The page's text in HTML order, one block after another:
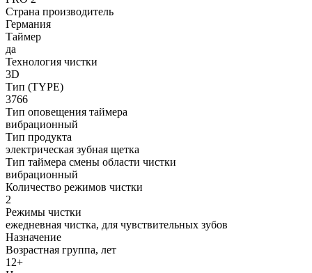
Страна производитель
Германия
Таймер
да
Технология чистки
3D
Тип (TYPE)
3766
Тип оповещения таймера
вибрационный
Тип продукта
электрическая зубная щетка
Тип таймера смены области чистки
вибрационный
Количество режимов чистки
2
Режимы чистки
ежедневная чистка, для чувствительных зубов
Назначение
Возрастная группа, лет
12+